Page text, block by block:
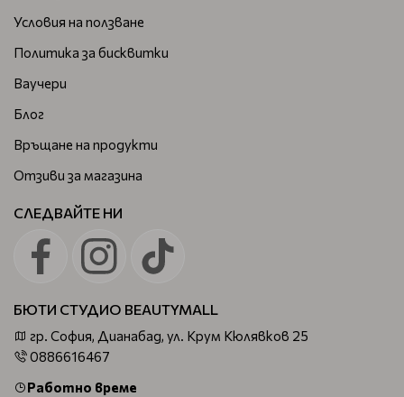
Условия на ползване
Политика за бисквитки
Ваучери
Блог
Връщане на продукти
Отзиви за магазина
СЛЕДВАЙТЕ НИ
БЮТИ СТУДИО BEAUTYMALL
гр. София, Дианабад, ул. Крум Кюлявков 25
0886616467
Работно време